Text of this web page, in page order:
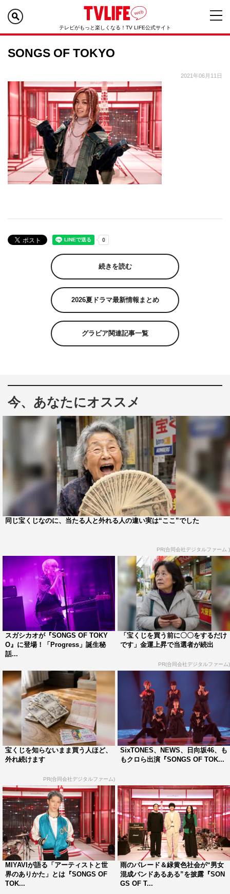
テレビがもっと楽しくなる！TV LIFE公式サイト
SONGS OF TOKYO
2021年06月11日
続きを読む
2026夏ドラマ最新情報まとめ
グラビア関連記事一覧
今、あなたにオススメ
同じ宝くじなのに、当たる人と外れる人の違い実は“ここ”でした
PR(合同会社デジタルファーム )
スガシカオが『SONGS OF TOKY
O』に登場！「Progress」誕生秘
話...
「宝くじを買う前に〇〇をするだけ
です」金運上昇で当選者が続出
PR(合同会社デジタルファーム)
宝くじを知らないまま買う人ほど、
外れ続けます
PR(合同会社デジタルファーム)
SixTONES、NEWS、日向坂46、も
もクロら出演『SONGS OF TOK...
MIYAVIが語る「アーティストと世
界のありかた」とは『SONGS OF
TOK...
雨のパレード＆緑黄色社会が“男女
混成バンドあるある”を披露『SON
GS OF T...